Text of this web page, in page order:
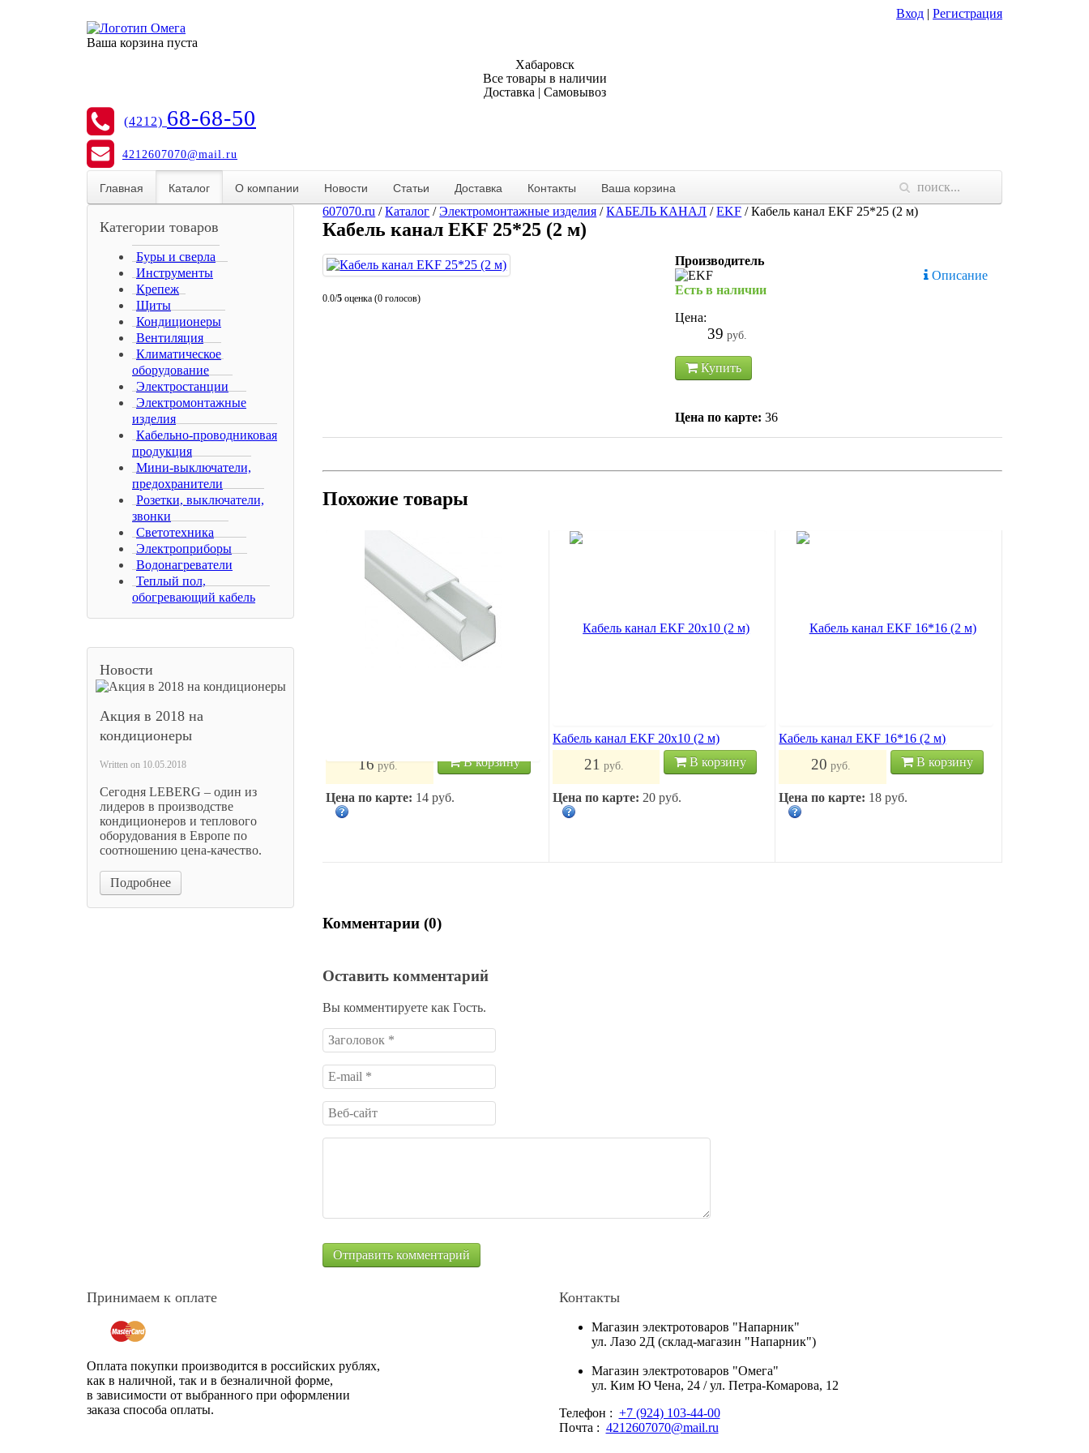
Вход | Регистрация
Ваша корзина пуста
Хабаровск
Все товары в наличии
Доставка | Самовывоз
(4212) 68-68-50
4212607070@mail.ru
Главная Каталог О компании Новости Статьи Доставка Контакты Ваша корзина
607070.ru /Каталог /Электромонтажные изделия /КАБЕЛЬ КАНАЛ /EKF /Кабель канал EKF 25*25 (2 м)
Кабель канал EKF 25*25 (2 м)
0.0/5 оценка (0 голосов)
Производитель
Есть в наличии
Цена:
39 руб.
Купить
Цена по карте: 36
Описание
Похожие товары
16 руб. В корзину
Цена по карте: 14 руб.
Кабель канал EKF 20х10 (2 м)
21 руб. В корзину
Цена по карте: 20 руб.
Кабель канал EKF 16*16 (2 м)
20 руб. В корзину
Цена по карте: 18 руб.
Комментарии (0)
Оставить комментарий
Вы комментируете как Гость.
Категории товаров
Буры и сверла
Инструменты
Крепеж
Щиты
Кондиционеры
Вентиляция
Климатическое
оборудование
Электростанции
Электромонтажные
изделия
Кабельно-проводниковая
продукция
Мини-выключатели,
предохранители
Розетки, выключатели,
звонки
Светотехника
Электроприборы
Водонагреватели
Теплый пол,
обогревающий кабель
Новости
Акция в 2018 на
кондиционеры
Written on 10.05.2018
Сегодня LEBERG – один из
лидеров в производстве
кондиционеров и теплового
оборудования в Европе по
соотношению цена-качество.
Подробнее
Принимаем к оплате
Оплата покупки производится в российских рублях,
как в наличной, так и в безналичной форме,
в зависимости от выбранного при оформлении
заказа способа оплаты.
Контакты
Магазин электротоваров "Напарник"
ул. Лазо 2Д (склад-магазин "Напарник")
Магазин электротоваров "Омега"
ул. Ким Ю Чена, 24 / ул. Петра-Комарова, 12
Телефон : +7 (924) 103-44-00
Почта : 4212607070@mail.ru